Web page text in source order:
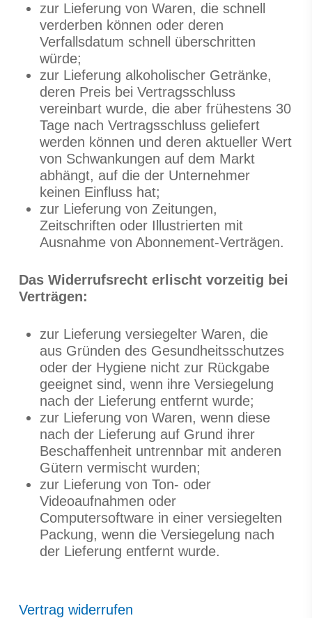
zur Lieferung von Waren, die schnell
verderben können oder deren
Verfallsdatum schnell überschritten
würde;
zur Lieferung alkoholischer Getränke,
deren Preis bei Vertragsschluss
vereinbart wurde, die aber frühestens 30
Tage nach Vertragsschluss geliefert
werden können und deren aktueller Wert
von Schwankungen auf dem Markt
abhängt, auf die der Unternehmer
keinen Einfluss hat;
zur Lieferung von Zeitungen,
Zeitschriften oder Illustrierten mit
Ausnahme von Abonnement-Verträgen.
Das Widerrufsrecht erlischt vorzeitig bei
Verträgen:
zur Lieferung versiegelter Waren, die
aus Gründen des Gesundheitsschutzes
oder der Hygiene nicht zur Rückgabe
geeignet sind, wenn ihre Versiegelung
nach der Lieferung entfernt wurde;
zur Lieferung von Waren, wenn diese
nach der Lieferung auf Grund ihrer
Beschaffenheit untrennbar mit anderen
Gütern vermischt wurden;
zur Lieferung von Ton- oder
Videoaufnahmen oder
Computersoftware in einer versiegelten
Packung, wenn die Versiegelung nach
der Lieferung entfernt wurde.
Vertrag widerrufen